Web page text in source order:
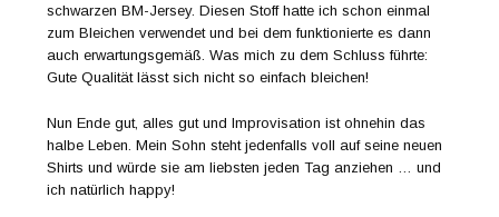
schwarzen BM-Jersey. Diesen Stoff hatte ich schon einmal
zum Bleichen verwendet und bei dem funktionierte es dann
auch erwartungsgemäß. Was mich zu dem Schluss führte:
Gute Qualität lässt sich nicht so einfach bleichen!
Nun Ende gut, alles gut und Improvisation ist ohnehin das
halbe Leben. Mein Sohn steht jedenfalls voll auf seine neuen
Shirts und würde sie am liebsten jeden Tag anziehen … und
ich natürlich happy!